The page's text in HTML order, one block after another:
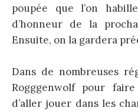
poupée que l’on
d’honneur de la
Ensuite, on la gardera
Dans de nombreuses
Rogggenwolf pour
d’aller jouer dans les